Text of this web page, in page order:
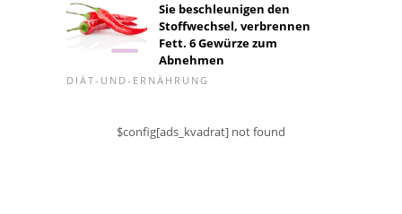
Sie beschleunigen den
Stoffwechsel, verbrennen
Fett. 6 Gewürze zum
Abnehmen
DIÄT-UND-ERNÄHRUNG
$config[ads_kvadrat] not found